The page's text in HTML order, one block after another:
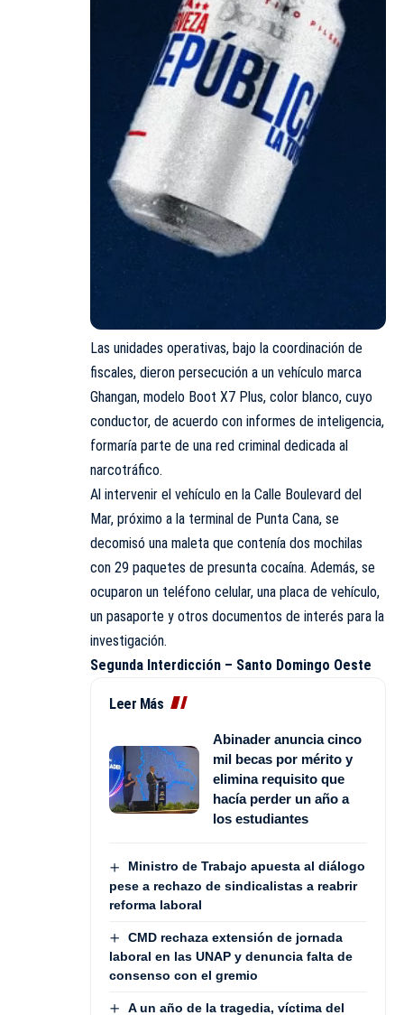
Las unidades operativas, bajo la coordinación de
fiscales, dieron persecución a un vehículo marca
Ghangan, modelo Boot X7 Plus, color blanco, cuyo
conductor, de acuerdo con informes de inteligencia,
formaría parte de una red criminal dedicada al
narcotráfico.
Al intervenir el vehículo en la Calle Boulevard del
Mar, próximo a la terminal de Punta Cana, se
decomisó una maleta que contenía dos mochilas
con 29 paquetes de presunta cocaína. Además, se
ocuparon un teléfono celular, una placa de vehículo,
un pasaporte y otros documentos de interés para la
investigación.
Segunda Interdicción – Santo Domingo Oeste
Leer Más
Abinader anuncia cinco
mil becas por mérito y
elimina requisito que
hacía perder un año a
los estudiantes
Ministro de Trabajo apuesta al diálogo
pese a rechazo de sindicalistas a reabrir
reforma laboral
CMD rechaza extensión de jornada
laboral en las UNAP y denuncia falta de
consenso con el gremio
A un año de la tragedia, víctima del